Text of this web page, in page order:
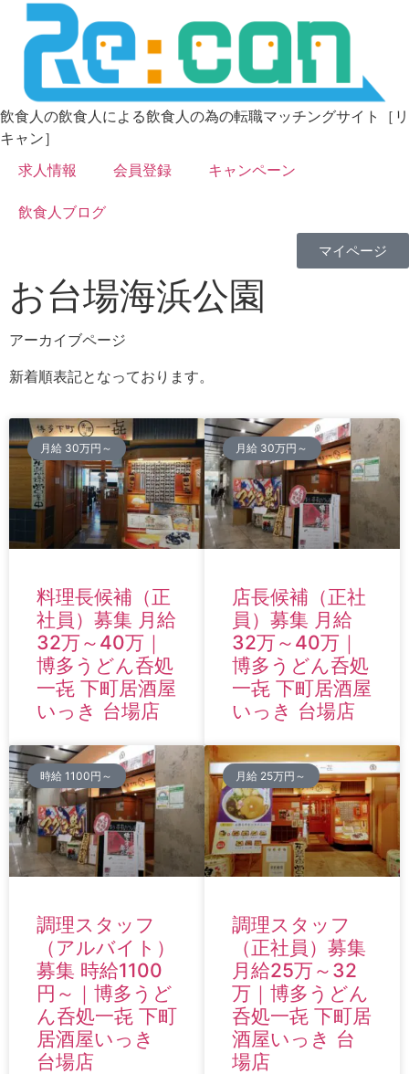
飲食人の飲食人による飲食人の為の転職マッチングサイト［リ
キャン］
求人情報
会員登録 キャンペーン
飲食人ブログ
マイページ
お台場海浜公園
アーカイブページ
新着順表記となっております。
月給 30万円～
料理長候補（正
社員）募集 月給
32万～40万｜
博多うどん呑処
一㐂 下町居酒屋
いっき 台場店
月給 30万円～
店長候補（正社
員）募集 月給
32万～40万｜
博多うどん呑処
一㐂 下町居酒屋
いっき 台場店
時給 1100円～
調理スタッフ
（アルバイト）
募集 時給1100
円～｜博多うど
ん呑処一㐂 下町
居酒屋いっき
台場店
月給 25万円～
調理スタッフ
（正社員）募集
月給25万～32
万｜博多うどん
呑処一㐂 下町居
酒屋いっき 台
場店